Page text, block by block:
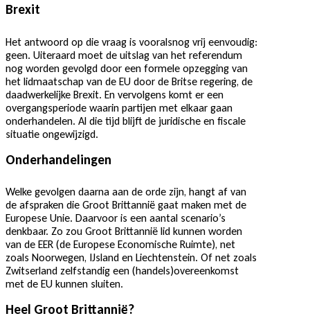
Brexit
Het antwoord op die vraag is vooralsnog vrij eenvoudig:
geen. Uiteraard moet de uitslag van het referendum
nog worden gevolgd door een formele opzegging van
het lidmaatschap van de EU door de Britse regering, de
daadwerkelijke Brexit. En vervolgens komt er een
overgangsperiode waarin partijen met elkaar gaan
onderhandelen. Al die tijd blijft de juridische en fiscale
situatie ongewijzigd.
Onderhandelingen
Welke gevolgen daarna aan de orde zijn, hangt af van
de afspraken die Groot Brittannië gaat maken met de
Europese Unie. Daarvoor is een aantal scenario’s
denkbaar. Zo zou Groot Brittannië lid kunnen worden
van de EER (de Europese Economische Ruimte), net
zoals Noorwegen, IJsland en Liechtenstein. Of net zoals
Zwitserland zelfstandig een (handels)overeenkomst
met de EU kunnen sluiten.
Heel Groot Brittannië?